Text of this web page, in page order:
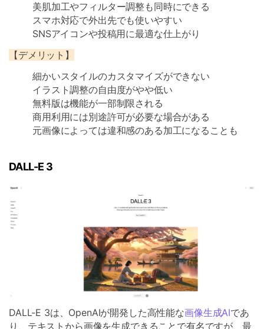
美肌加工やフィルター調整も同時にできる
スマホ対応で外出先でも使いやすい
SNSアイコンや投稿用に最適な仕上がり
【デメリット】
細かいスタイルのカスタマイズができない
イラスト調整の自由度がやや低い
無料版は機能が一部制限される
商用利用には別途許可が必要な場合がある
元画像によっては違和感のある加工になることも
DALL-E 3
DALL-E 3は、OpenAIが開発した高性能な画像生成AIであ
り、テキストから画像を生成できることで有名ですが、最